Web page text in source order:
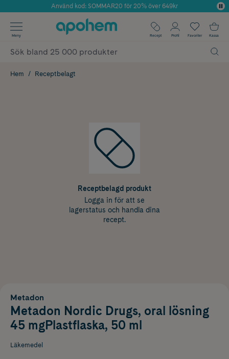
Årets Butik 2025 inom Skönhet
Använd kod: SOMMAR20 för 20% över 649kr
✓ Fri frakt
✓ Poäng på alla köp*
Meny Recept Profil Favoriter Kassa
Hem Receptbelagt
Receptbelagd produkt
Logga in för att se
lagerstatus och handla dina
recept.
Metadon
Metadon Nordic Drugs, oral lösning
45 mgPlastflaska, 50 ml
Läkemedel